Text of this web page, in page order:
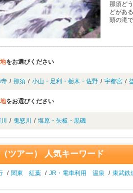
那須ど
どがあ
頭の滝
をお選びください
寺 / 那須 / 小山・足利・栃木・佐野 / 宇都宮 /
をお選びください
/ 鬼怒川 / 塩原・矢板・黒磯
ツアー） 人気キーワード
/ 関東 紅葉 / JR・電車利用 温泉 / 東武鉄